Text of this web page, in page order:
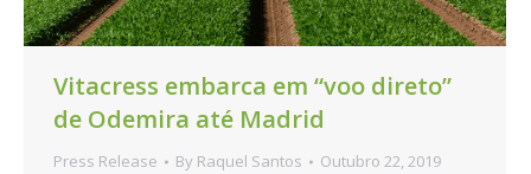
Vitacress embarca em “voo direto”
de Odemira até Madrid
Press Release By Raquel Santos Outubro 22, 2019